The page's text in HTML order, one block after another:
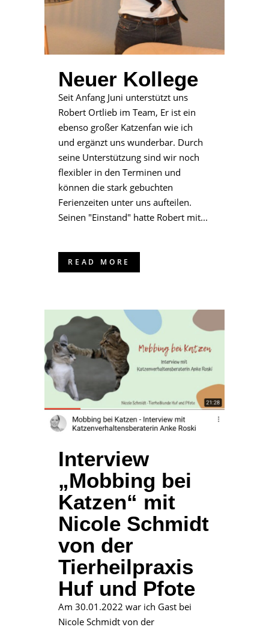
Neuer Kollege
Seit Anfang Juni unterstützt uns
Robert Ortlieb im Team, Er ist ein
ebenso großer Katzenfan wie ich
und ergänzt uns wunderbar. Durch
seine Unterstützung sind wir noch
flexibler in den Terminen und
können die stark gebuchten
Ferienzeiten unter uns aufteilen.
Seinen "Einstand" hatte Robert mit...
READ MORE
Interview
„Mobbing bei
Katzen“ mit
Nicole Schmidt
von der
Tierheilpraxis
Huf und Pfote
Am 30.01.2022 war ich Gast bei
Nicole Schmidt von der